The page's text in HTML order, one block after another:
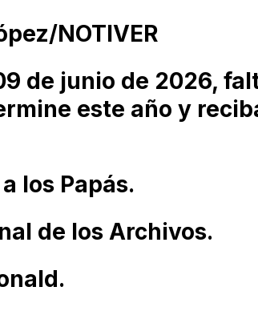
NOTIVER
de junio de 2026,
este año y
los Papás.
de los Archivos.